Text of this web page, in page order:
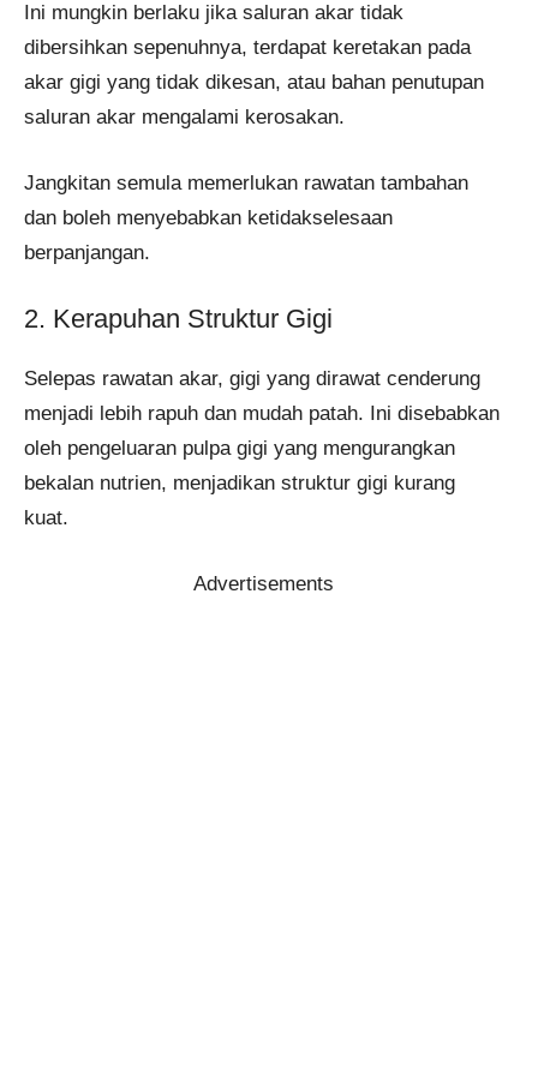
Ini mungkin berlaku jika saluran akar tidak
dibersihkan sepenuhnya, terdapat keretakan pada
akar gigi yang tidak dikesan, atau bahan penutupan
saluran akar mengalami kerosakan.
Jangkitan semula memerlukan rawatan tambahan
dan boleh menyebabkan ketidakselesaan
berpanjangan.
2. Kerapuhan Struktur Gigi
Selepas rawatan akar, gigi yang dirawat cenderung
menjadi lebih rapuh dan mudah patah. Ini disebabkan
oleh pengeluaran pulpa gigi yang mengurangkan
bekalan nutrien, menjadikan struktur gigi kurang
kuat.
Advertisements